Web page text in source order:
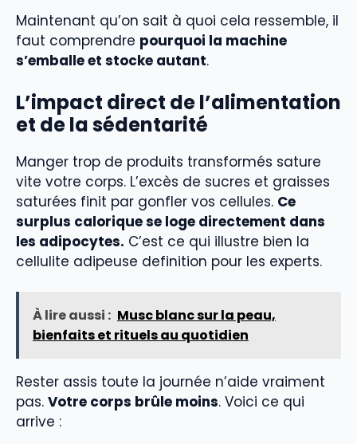
Maintenant qu’on sait à quoi cela ressemble, il
faut comprendre pourquoi la machine
s’emballe et stocke autant.
L’impact direct de l’alimentation
et de la sédentarité
Manger trop de produits transformés sature
vite votre corps. L’excès de sucres et graisses
saturées finit par gonfler vos cellules. Ce
surplus calorique se loge directement dans
les adipocytes. C’est ce qui illustre bien la
cellulite adipeuse definition pour les experts.
À lire aussi : Musc blanc sur la peau,
bienfaits et rituels au quotidien
Rester assis toute la journée n’aide vraiment
pas. Votre corps brûle moins. Voici ce qui
arrive :